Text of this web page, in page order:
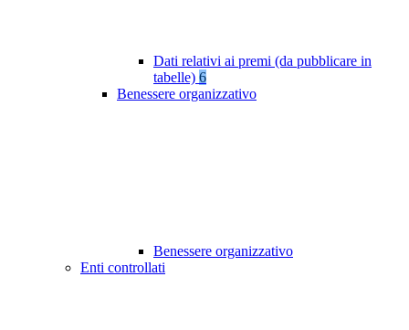
Dati relativi ai premi (da pubblicare in
tabelle) 6
Benessere organizzativo
Benessere organizzativo
Enti controllati